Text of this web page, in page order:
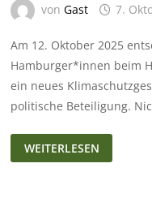
von Gast 7.
Am 12. Oktober 2025
Hamburger*innen beim
ein neues
politische Beteiligung.
HAMBURGER
ZUKUNFTSENTSCHEID
2025
WEITERLESEN